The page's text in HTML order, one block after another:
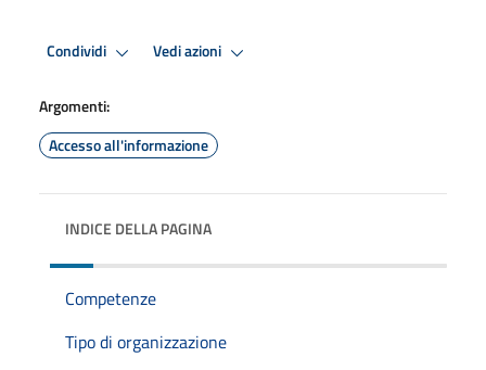
Condividi Vedi azioni
Argomenti:
Accesso all'informazione
INDICE DELLA PAGINA
Competenze
Tipo di organizzazione